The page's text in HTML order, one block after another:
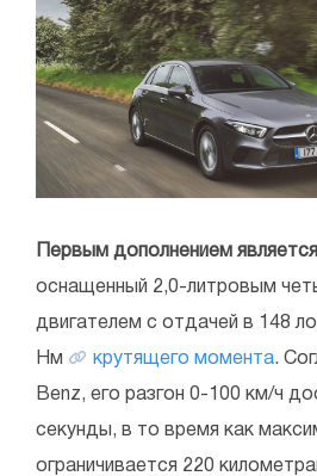
Первым дополнением
оснащенный 2,0-литровым
двигателем с отдачей в 148
Нм крутящего момента.
Benz, его разгон 0-100 км/ч
секунды, в то время как
ограничивается 220